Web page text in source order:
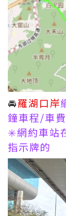
🚘羅湖口岸
鐘車程/車
✳️網約車站
指示牌的